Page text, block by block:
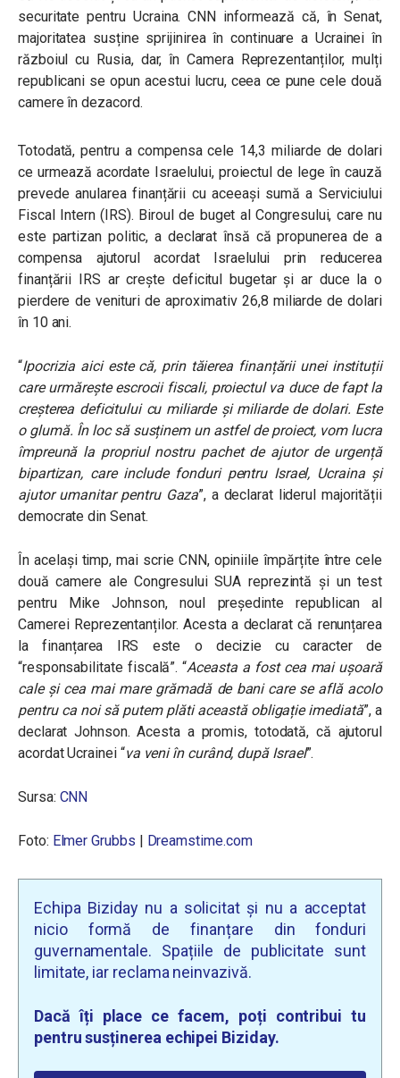
securitate pentru Ucraina. CNN informează că, în Senat,
majoritatea susține sprijinirea în continuare a Ucrainei în
războiul cu Rusia, dar, în Camera Reprezentanților, mulți
republicani se opun acestui lucru, ceea ce pune cele două
camere în dezacord.
Totodată, pentru a compensa cele 14,3 miliarde de dolari
ce urmează acordate Israelului, proiectul de lege în cauză
prevede anularea finanțării cu aceeași sumă a Serviciului
Fiscal Intern (IRS). Biroul de buget al Congresului, care nu
este partizan politic, a declarat însă că propunerea de a
compensa ajutorul acordat Israelului prin reducerea
finanțării IRS ar crește deficitul bugetar și ar duce la o
pierdere de venituri de aproximativ 26,8 miliarde de dolari
în 10 ani.
“Ipocrizia aici este că, prin tăierea finanțării unei instituții
care urmărește escrocii fiscali, proiectul va duce de fapt la
creșterea deficitului cu miliarde și miliarde de dolari. Este
o glumă. În loc să susținem un astfel de proiect, vom lucra
împreună la propriul nostru pachet de ajutor de urgență
bipartizan, care include fonduri pentru Israel, Ucraina și
ajutor umanitar pentru Gaza”, a declarat liderul majorității
democrate din Senat.
În același timp, mai scrie CNN, opiniile împărțite între cele
două camere ale Congresului SUA reprezintă și un test
pentru Mike Johnson, noul președinte republican al
Camerei Reprezentanților. Acesta a declarat că renunțarea
la finanțarea IRS este o decizie cu caracter de
“responsabilitate fiscală”. “Aceasta a fost cea mai ușoară
cale și cea mai mare grămadă de bani care se află acolo
pentru ca noi să putem plăti această obligație imediată”, a
declarat Johnson. Acesta a promis, totodată, că ajutorul
acordat Ucrainei “va veni în curând, după Israel”.
Sursa: CNN
Foto: Elmer Grubbs | Dreamstime.com
Echipa Biziday nu a solicitat și nu a acceptat
nicio formă de finanțare din fonduri
guvernamentale. Spațiile de publicitate sunt
limitate, iar reclama neinvazivă.
Dacă îți place ce facem, poți contribui tu
pentru susținerea echipei Biziday.